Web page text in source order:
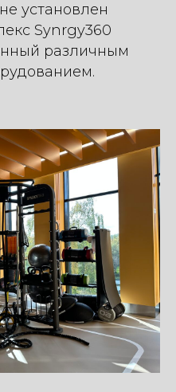
установлен
Synrgy360
различным